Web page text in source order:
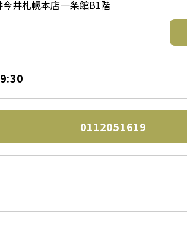
井札幌本店一条館B1階
0112051619